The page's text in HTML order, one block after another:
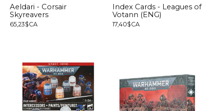
Aeldari - Corsair
Skyreavers
65,23$CA
Index Cards - Leagues of
Votann (ENG)
17,40$CA